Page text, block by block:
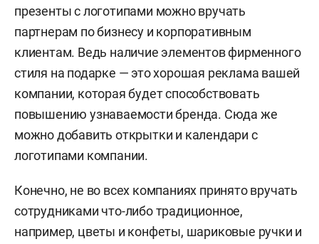
презенты с логотипами можно вручать
партнерам по бизнесу и корпоративным
клиентам. Ведь наличие элементов фирменного
стиля на подарке — это хорошая реклама вашей
компании, которая будет способствовать
повышению узнаваемости бренда. Сюда же
можно добавить открытки и календари с
логотипами компании.
Конечно, не во всех компаниях принято вручать
сотрудниками что-либо традиционное,
например, цветы и конфеты, шариковые ручки и